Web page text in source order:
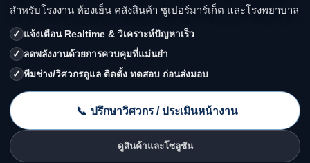
สำหรับโรงงาน ห้องเย็น คลังสินค้า ซูเปอร์มาร์เก็ต และโรงพยาบาล
✓ แจ้งเตือน Realtime & วิเคราะห์ปัญหาเร็ว
✓ ลดพลังงานด้วยการควบคุมที่แม่นยำ
✓ ทีมช่าง/วิศวกรดูแล ติดตั้ง ทดสอบ ก่อนส่งมอบ
📞 ปรึกษาวิศวกร / ประเมินหน้างาน
ดูสินค้าและโซลูชัน